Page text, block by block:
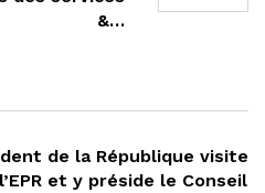
&…
de la République visite
et y préside le Conseil